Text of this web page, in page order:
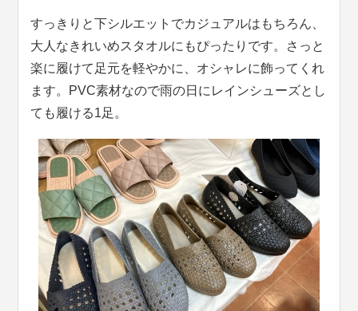
すっきりと下シルエットでカジュアルはもちろん、
大人なきれいめスタオルにもぴったりです。さっと
楽に履けて足元を軽やかに、オシャレに飾ってくれ
ます。PVC素材なので雨の日にレインシューズとし
ても履ける1足。